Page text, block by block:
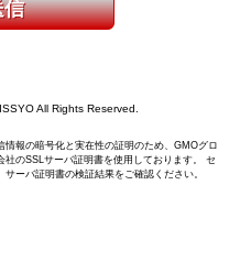
All Rights Reserved.
情報の暗号化と実在性の証明のため、GMOグロ
社のSSLサーバ証明書を使用しております。 セ
サーバ証明書の検証結果をご確認ください。